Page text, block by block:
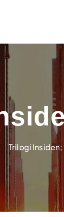
Trilogi Insiden;